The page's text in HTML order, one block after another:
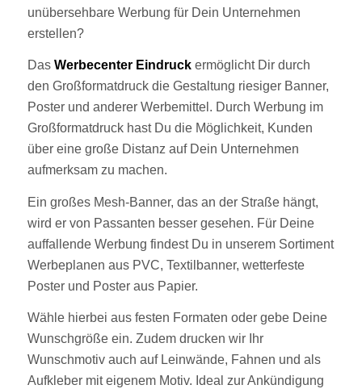
unübersehbare Werbung für Dein Unternehmen
erstellen?
Das Werbecenter Eindruckermöglicht Dir durch
den Großformatdruck die Gestaltung riesiger Banner,
Poster und anderer Werbemittel. Durch Werbung im
Großformatdruck hast Du die Möglichkeit, Kunden
über eine große Distanz auf Dein Unternehmen
aufmerksam zu machen.
Ein großes Mesh-Banner, das an der Straße hängt,
wird er von Passanten besser gesehen. Für Deine
auffallende Werbung findest Du in unserem Sortiment
Werbeplanen aus PVC, Textilbanner, wetterfeste
Poster und Poster aus Papier.
Wähle hierbei aus festen Formaten oder gebe Deine
Wunschgröße ein. Zudem drucken wir Ihr
Wunschmotiv auch auf Leinwände, Fahnen und als
Aufkleber mit eigenem Motiv. Ideal zur Ankündigung